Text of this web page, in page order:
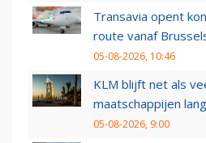
Transavia opent
route vanaf
05-08-2026, 10:46
KLM blijft net als
maatschappijen
05-08-2026, 9:00